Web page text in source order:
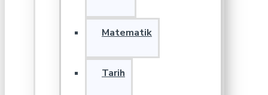
Matematik
Tarih